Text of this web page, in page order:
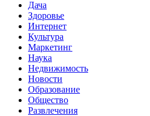
Дача
Здоровье
Интернет
Культура
Маркетинг
Наука
Недвижимость
Новости
Образование
Общество
Развлечения